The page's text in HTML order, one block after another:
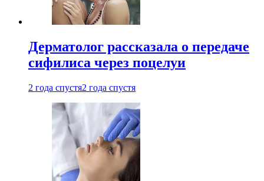
Дерматолог рассказала о передаче
сифилиса через поцелуи
2 года спустя2 года спустя